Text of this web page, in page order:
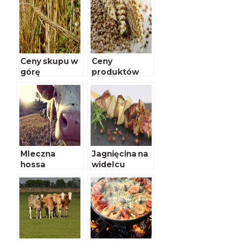
Ceny skupu w
górę
Ceny
produktów
rolnych
Mleczna
hossa
Jagnięcina na
widelcu